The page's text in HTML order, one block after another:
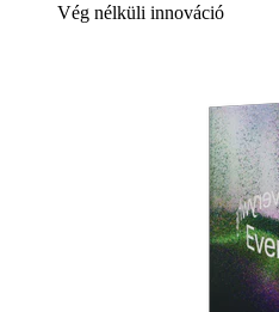
Vég nélküli innováció